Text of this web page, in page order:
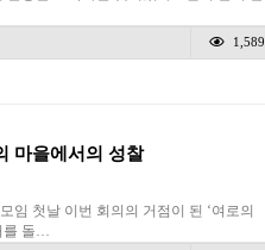
1,589
마을에서의 성찰
임 첫날 이번 회의의 거점이 된 ‘여로의
를 돌…